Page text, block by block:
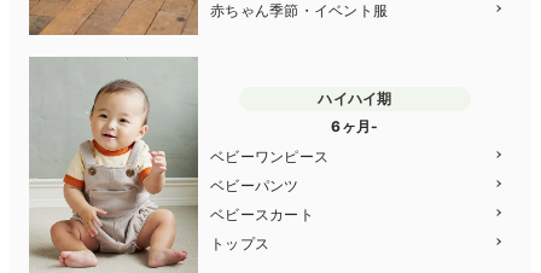
赤ちゃん季節・イベント服
ハイハイ期
6ヶ月-
ベビーワンピース
ベビーパンツ
ベビースカート
トップス